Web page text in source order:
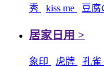
秀
kiss me 豆腐
居家日用 >
象印 虎牌 孔雀